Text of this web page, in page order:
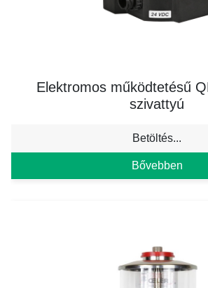
Elektromos működtetésű
szivattyú
Betöltés...
Bővebben